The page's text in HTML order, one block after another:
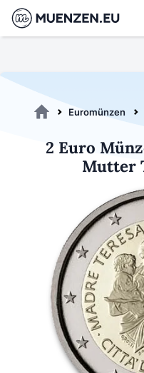
Euromünzen
2 Euro
Mutter